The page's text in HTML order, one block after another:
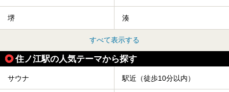
堺 湊
すべて表示する
住ノ江駅の人気テーマから探す
サウナ 駅近（徒歩10分以内）